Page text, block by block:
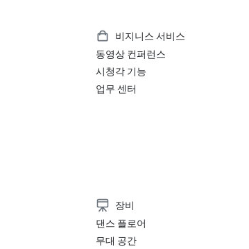
비지니스 서비스
동영상 컨퍼런스
시청각 기능
업무 센터
장비
댄스 플로어
무대 공간